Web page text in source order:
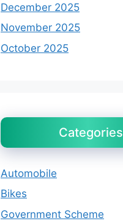
December 2025
November 2025
October 2025
Categories
Automobile
Bikes
Government Scheme